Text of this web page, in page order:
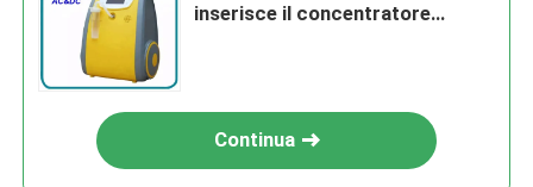
inserisce il concentratore
Continua